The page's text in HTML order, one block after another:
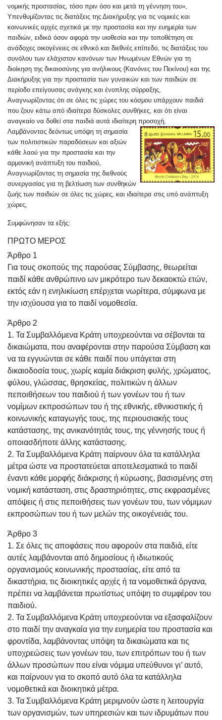
νομικής προστασίας, τόσο πριν όσο και μετά τη γέννηση του»,
Υπενθυμίζοντας τις διατάξεις της Διακήρυξης για τις νομικές και
κοινωνικές αρχές σχετικά με την προστασία και την ευημερία των
παιδιών, ειδικά όσον αφορά την υιοθεσία και την τοποθέτηση σε
ανάδοχες οικογένειες σε εθνικό και διεθνές επίπεδο, τις διατάξεις του
συνόλου των ελάχιστον κανόνων των Ηνωμένων Εθνών για τη
διοίκηση της δικαιοσύνης για ανήλικους (Κανόνες του Πεκίνου) και της
Διακήρυξης για την προστασία των γυναικών και των παιδιών σε
περίοδο επείγουσας ανάγκης και ένοπλης σύρραξης,
Αναγνωρίζοντας ότι σε όλες τις χώρες του κόσμου υπάρχουν παιδιά
που ζουν κάτω από ιδιαίτερα δύσκολες συνθήκες, και ότι είναι
αναγκαίο να δοθεί στα παιδιά αυτά ιδιαίτερη προσοχή,
Λαμβάνοντας δεόντως υπόψη τη σημασία
των πολιτιστικών παραδόσεων και αξιών
κάθε λαού για την προστασία και την
αρμονική ανάπτυξη του παιδιού,
Αναγνωρίζοντας τη σημασία της διεθνούς
συνεργασίας για τη βελτίωση των συνθηκών
ζωής των παιδιών σε όλες τις χώρες, και ιδιαίτερα στις υπό ανάπτυξη
χώρες,
Συμφώνησαν τα εξής:
ΠΡΩΤΟ ΜΕΡΟΣ
Άρθρο 1
Για τους σκοπούς της παρούσας Σύμβασης, θεωρείται
παιδί κάθε ανθρώπινο ων μικρότερο των δεκαοκτώ ετών,
εκτός εάν η ενηλικίωση επέρχεται νωρίτερα, σύμφωνα με
την ισχύουσα για το παιδί νομοθεσία.
Άρθρο 2
1. Τα Συμβαλλόμενα Κράτη υποχρεούνται να σέβονται τα
δικαιώματα, που αναφέρονται στην παρούσα Σύμβαση και
να τα εγγυώνται σε κάθε παιδί που υπάγεται στη
δικαιοδοσία τους, χωρίς καμία διάκριση φυλής, χρώματος,
φύλου, γλώσσας, θρησκείας, πολιτικών η άλλων
πεποιθήσεων του παιδιού ή των γονέων του ή των
νομίμων εκπροσώπων του ή της εθνικής, εθνικιστικής ή
κοινωνικής καταγωγής τους, της περιουσιακής τους
κατάστασης, της ανικανότητάς τους, της γέννησής τους ή
οποιασδήποτε άλλης κατάστασης.
2. Τα Συμβαλλόμενα Κράτη παίρνουν όλα τα κατάλληλα
μέτρα ώστε να προστατεύεται αποτελεσματικά το παιδί
έναντι κάθε μορφής διάκρισης ή κύρωσης, βασισμένης στη
νομική κατάσταση, στις δραστηριότητες, στις εκφρασμένες
απόψεις ή στις πεποιθήσεις των γονέων του, των νόμιμων
εκπροσώπων του ή των μελών της οικογένειάς του.
Άρθρο 3
1. Σε όλες τις αποφάσεις που αφορούν στα παιδιά, είτε
αυτές λαμβάνονται από δημοσίους ή ιδιωτικούς
οργανισμούς κοινωνικής προστασίας, είτε από τα
δικαστήρια, τις διοικητικές αρχές ή τα νομοθετικά όργανα,
πρέπει να λαμβάνεται πρωτίστως υπόψη το συμφέρον του
παιδιού.
2. Τα Συμβαλλόμενα Κράτη υποχρεούνται να εξασφαλίζουν
στο παιδί την αναγκαία για την ευημερία του προστασία και
φροντίδα, λαμβάνοντας υπόψη τα δικαιώματα και τις
υποχρεώσεις των γονέων του, των επιτρόπων του ή των
άλλων προσώπων που είναι νόμιμα υπεύθυνοι γι’ αυτό,
και παίρνουν για το σκοπό αυτό όλα τα κατάλληλα
νομοθετικά και διοικητικά μέτρα.
3. Τα Συμβαλλόμενα Κράτη μεριμνούν ώστε η λειτουργία
των οργανισμών, των υπηρεσιών και των ιδρυμάτων που